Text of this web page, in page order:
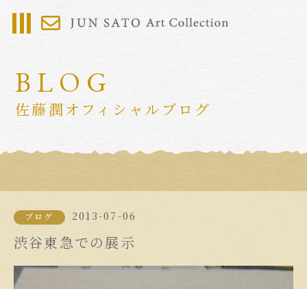
BLOG
佐藤潤オフィシャルブログ
ブログ 2013-07-06
渋谷東急での展示